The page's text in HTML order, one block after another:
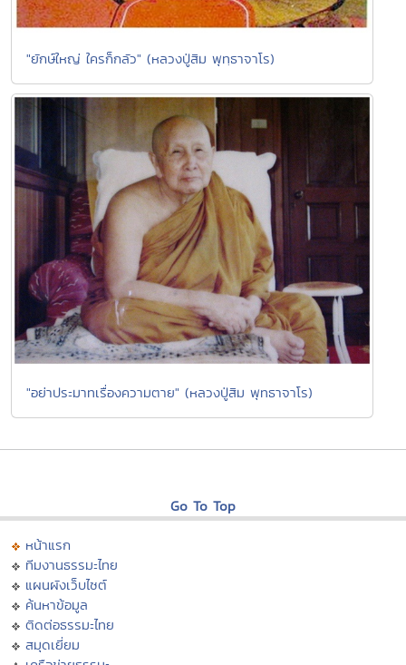
"ยักษ์ใหญ่ ใครก็กลัว" (หลวงปู่สิม พุทฺธาจาโร)
"อย่าประมาทเรื่องความตาย" (หลวงปู่สิม พุทธาจาโร)
Go To Top
หน้าแรก
ทีมงานธรรมะไทย
แผนผังเว็บไซต์
ค้นหาข้อมูล
ติดต่อธรรมะไทย
สมุดเยี่ยม